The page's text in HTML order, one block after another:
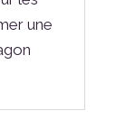
une